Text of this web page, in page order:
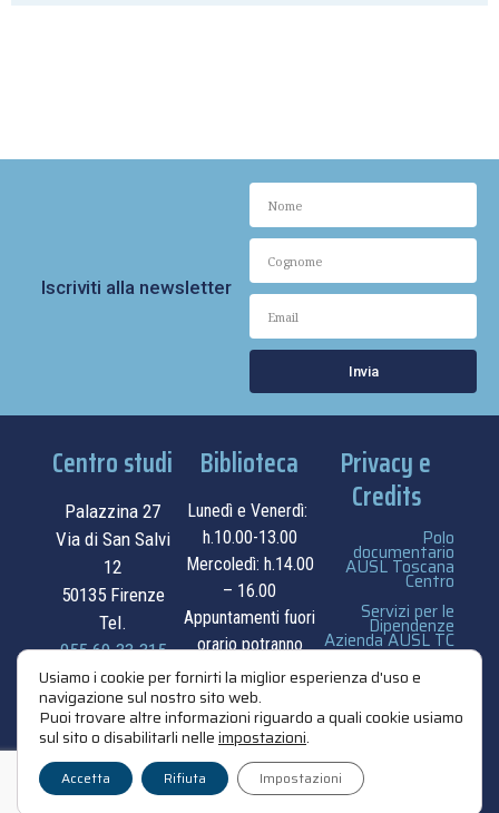
Iscriviti alla newsletter
Invia
Centro studi
Palazzina 27
Via di San Salvi
12
50135 Firenze
Tel.
055.69.33.315
contatti
Biblioteca
Lunedì e Venerdì:
h.10.00-13.00
Mercoledì: h.14.00
– 16.00
Appuntamenti fuori
orario potranno
essere
concordati su
appuntamento.
contatti
Privacy e
Credits
Polo
documentario
AUSL Toscana
Centro
Servizi per le
Dipendenze
Azienda AUSL TC
privacy e cookie
Usiamo i cookie per fornirti la miglior esperienza d'uso e
navigazione sul nostro sito web.
Puoi trovare altre informazioni riguardo a quali cookie usiamo
sul sito o disabilitarli nelleimpostazioni.
Accetta Rifiuta Impostazioni